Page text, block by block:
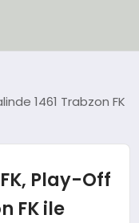
1461 Trabzon FK
Play-Off
FK ile